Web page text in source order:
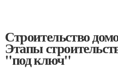
Строительство
Этапы
"под ключ"